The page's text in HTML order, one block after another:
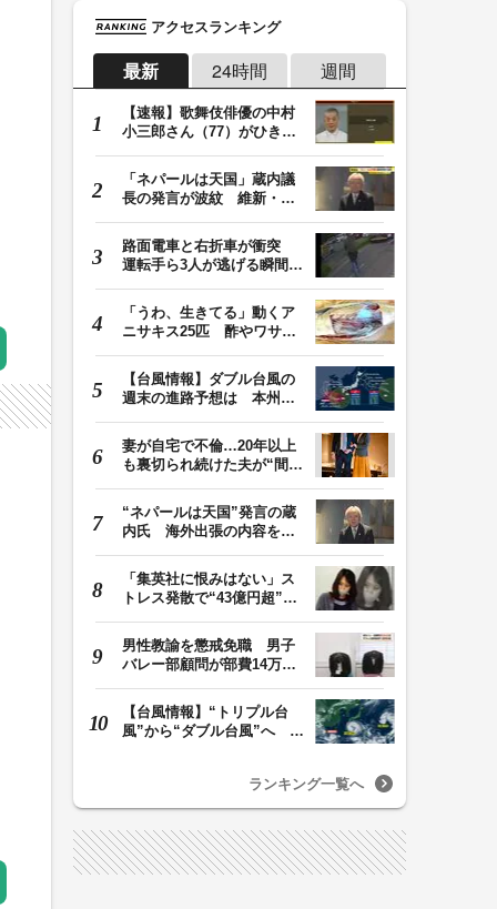
アクセスランキング
最新 24時間 週間
【速報】歌舞伎俳優の中村
小三郎さん（77）がひき逃
「ネパールは天国」蔵内議
長の発言が波紋 維新・吉
路面電車と右折車が衝突
運転手ら3人が逃げる瞬間
「うわ、生きてる」動くア
ニサキス25匹 酢やワサビ
【台風情報】ダブル台風の
週末の進路予想は 本州は
妻が自宅で不倫…20年以上
も裏切られ続けた夫が“間
“ネパールは天国”発言の蔵
内氏 海外出張の内容を説
「集英社に恨みはない」ス
トレス発散で“43億円超”の
男性教諭を懲戒免職 男子
バレー部顧問が部費14万円
【台風情報】“トリプル台
風”から“ダブル台風”へ 13
ランキング一覧へ